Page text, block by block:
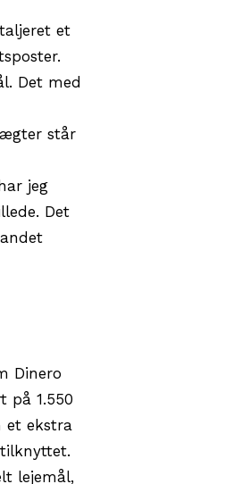
et
Det med
står
jeg
Det
Dinero
på 1.550
et ekstra
lejemål,